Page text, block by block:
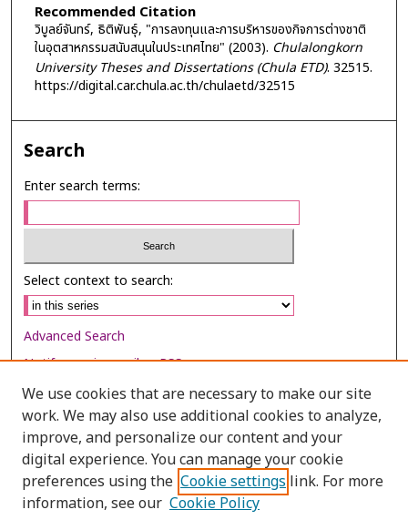
Recommended Citation
วิบูลย์จันทร์, ธิติพันธุ์, "การลงทุนและการบริหารของกิจการต่างชาติ
ในอุตสาหกรรมสนับสนุนในประเทศไทย" (2003). Chulalongkorn
University Theses and Dissertations (Chula ETD). 32515.
https://digital.car.chula.ac.th/chulaetd/32515
Search
Enter search terms:
Select context to search:
Advanced Search
Notify me via email orRSS
Browse
Collections
Disciplines
Authors
We use cookies that are necessary to make our site
work. We may also use additional cookies to analyze,
improve, and personalize our content and your
digital experience. You can manage your cookie
preferences using the Cookie settings link. For more
information, see our Cookie Policy